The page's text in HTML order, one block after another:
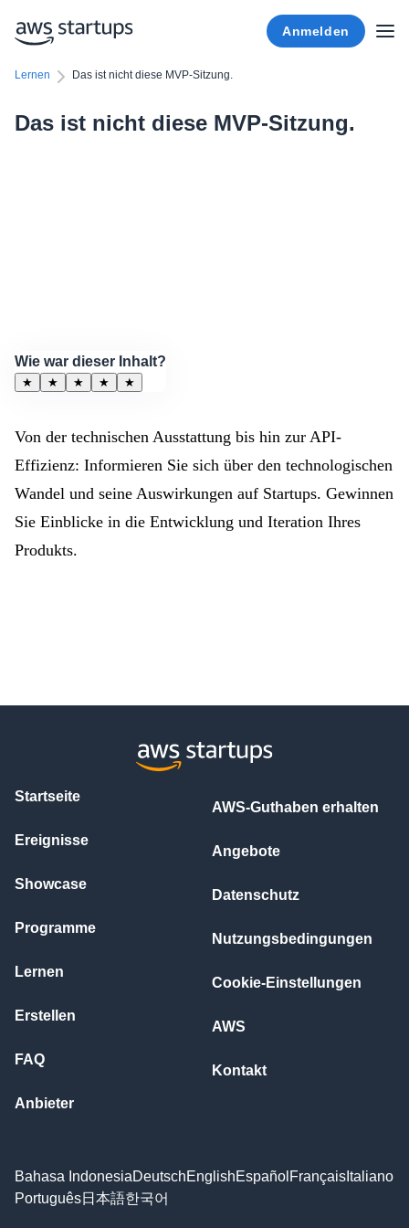
Anmelden
Lernen Das ist nicht diese MVP-Sitzung.
Das ist nicht diese MVP-Sitzung.
Wie war dieser Inhalt?
★ ★ ★ ★ ★
Von der technischen Ausstattung bis hin zur API-
Effizienz: Informieren Sie sich über den technologischen
Wandel und seine Auswirkungen auf Startups. Gewinnen
Sie Einblicke in die Entwicklung und Iteration Ihres
Produkts.
Startseite
Ereignisse
Showcase
Programme
Lernen
Erstellen
FAQ
Anbieter
AWS-Guthaben erhalten
Angebote
Datenschutz
Nutzungsbedingungen
Cookie-Einstellungen
AWS
Kontakt
Bahasa IndonesiaDeutschEnglishEspañol Français Italiano
Português日本語한국어